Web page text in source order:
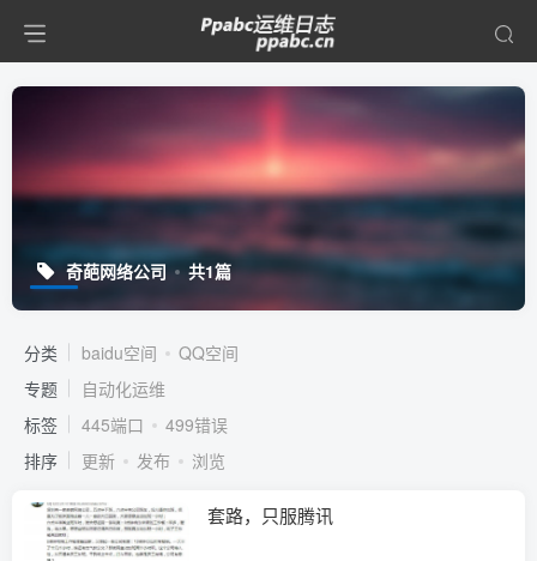
奇葩网络公司 共1篇
分类 baidu空间
QQ空间
专题
自动化运维
标签
445端口
499错误
排序
更新 发布 浏览
套路，只服腾讯